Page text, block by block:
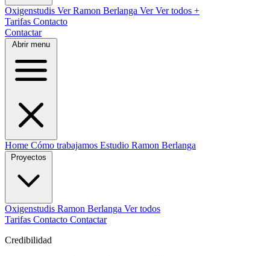
Oxigenstudis Ver Ramon Berlanga Ver Ver todos +
Tarifas Contacto
Contactar
Abrir menu
Home Cómo trabajamos Estudio Ramon Berlanga
Proyectos
Oxigenstudis Ramon Berlanga Ver todos
Tarifas Contacto Contactar
Credibilidad